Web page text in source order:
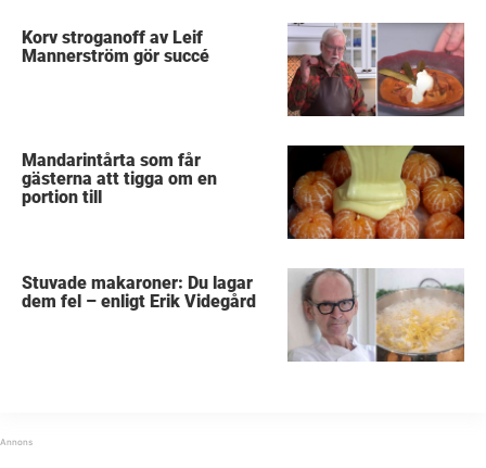
Korv stroganoff av Leif
Mannerström gör succé
Mandarintårta som får
gästerna att tigga om en
portion till
Stuvade makaroner: Du lagar
dem fel – enligt Erik Videgård